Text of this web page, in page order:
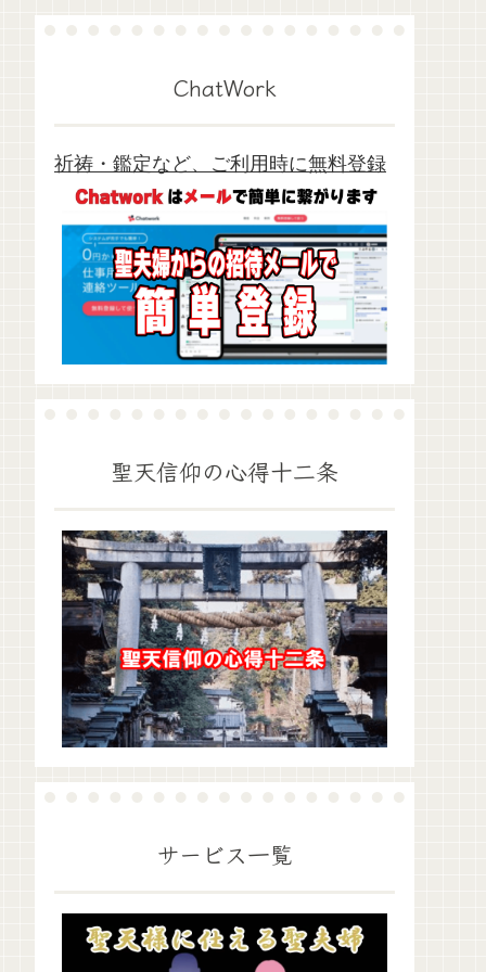
ChatWork
祈祷・鑑定など、ご利用時に無料登録
聖天信仰の心得十二条
サービス一覧